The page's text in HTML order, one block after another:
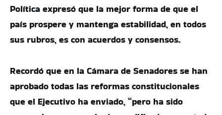
Política expresó que la mejor forma de que el
país prospere y mantenga estabilidad, en todos
sus rubros, es con acuerdos y consensos.
Recordó que en la Cámara de Senadores se han
aprobado todas las reformas constitucionales
que el Ejecutivo ha enviado, “pero ha sido